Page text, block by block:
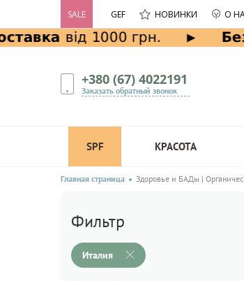
SALE GEF НОВИНКИ О
+380 (67) 4022191
Заказать обратный звонок
SPF КРАСОТА
Главная страница Здоровье и БАДы |
Фильтр
Италия